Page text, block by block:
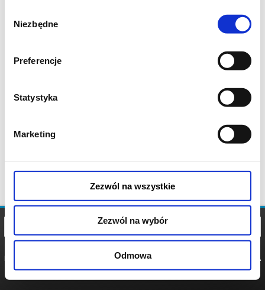
zgody
Niezbędne
Preferencje
Statystyka
Marketing
Zezwól na wszystkie
Zezwól na wybór
Odmowa
POLITYKA
POLITYKA